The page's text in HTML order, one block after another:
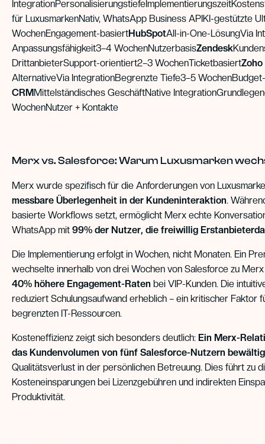
für LuxusmarkenNativ, WhatsApp Business APIKI-gestützte
WochenEngagement-basiertHubSpotAll-in-One-LösungVia
Anpassungsfähigkeit3–4 WochenNutzerbasisZendesk
DrittanbieterSupport-orientiert2–3 WochenTicketbasiert
AlternativeVia IntegrationBegrenzte Tiefe3–5
CRMMittelständisches GeschäftNative
WochenNutzer + Kontakte
Merx vs. Salesforce: Warum Luxusmarken
Merx wurde spezifisch für die Anforderungen von
messbare Überlegenheit in der Kundeninteraktion.
basierte Workflows setzt, ermöglicht Merx echte
WhatsApp mit 99% der Nutzer, die freiwillig
Die Implementierung erfolgt in Wochen, nicht Monaten. Ein
wechselte innerhalb von drei Wochen von Salesforce zu
40% höhere Engagement-Raten bei VIP-Kunden. Die
reduziert Schulungsaufwand erheblich – ein kritischer Faktor
begrenzten IT-Ressourcen.
Kosteneffizienz zeigt sich besonders deutlich: Ein Merx-
das Kundenvolumen von fünf Salesforce-Nutzern
Qualitätsverlust in der persönlichen Betreuung. Dies führt zu
Kosteneinsparungen bei Lizenzgebühren und indirekten
Produktivität.